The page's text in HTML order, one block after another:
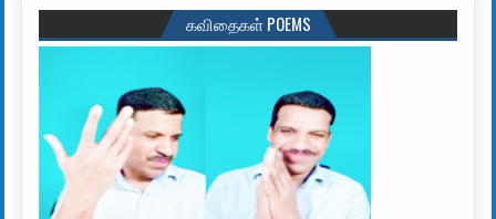
கவிதைகள் POEMS